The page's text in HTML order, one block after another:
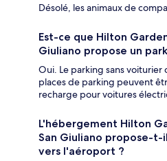
Désolé, les animaux de
Est-ce que Hilton
Giuliano propose un
Oui. Le parking sans voiturier
places de parking peuvent
recharge pour voitures
L'hébergement Hilton
San Giuliano propose-
vers l'aéroport ?